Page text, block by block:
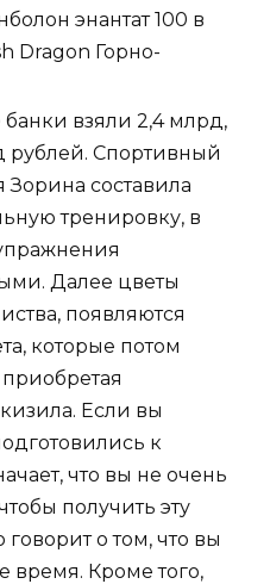
энантат 100 в
Dragon Горно-
взяли 2,4 млрд,
рублей. Спортивный
составила
тренировку, в
Далее цветы
появляются
которые потом
Если вы
к
что вы не очень
получить эту
говорит о том, что вы
время. Кроме того,